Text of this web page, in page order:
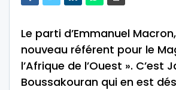
Le parti d’Emmanuel Macron,
nouveau référent pour le
l’Afrique de l’Ouest ». C’est
Boussakouran qui en est